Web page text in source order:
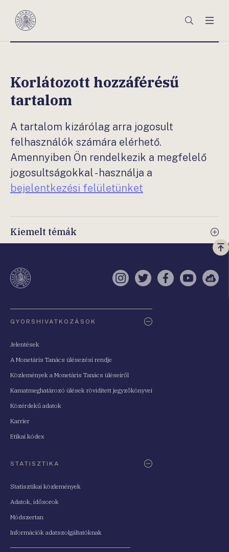
Magyar
Keresés
Korlátozott hozzáférésű
tartalom
A tartalom kizárólag arra jogosult
felhasználók számára elérhető.
Amennyiben Ön rendelkezik a megfelelő
jogosultságokkal - használja a
bejelentkezési felületünket
Kiemelt témák
a
Instagram
TwitterFacebook
YouTube
GYORSHIVATKOZÁSOK
Jelentések
A Monetáris Tanács ülésezési rendje
Közlemények a Monetáris Tanács üléseiről
Kamatmeghatározó ülések rövidített jegyzőkönyvei
Közérdekű adatok
Karrier
Etikai kódex
STATISZTIKA
Statisztikai közlemények
Adatok, idősorok
Módszertan
Információk adatszolgáltatóknak